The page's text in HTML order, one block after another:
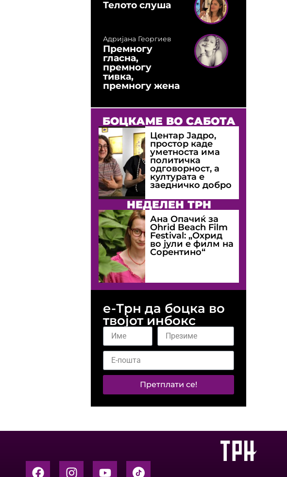
Телото слуша
Адријана Георгиев
Премногу
гласна,
премногу
тивка,
премногу жена
БОЦКАМЕ ВО САБОТА
Центар Јадро,
простор каде
уметноста има
политичка
одговорност, а
културата е
заедничко добро
НЕДЕЛЕН ТРН
Ана Опачиќ за
Оhrid Beach Film
Festival: „Охрид
во јули е филм на
Сорентино“
е-Трн да боцка во
твојот инбокс
Претплати се!